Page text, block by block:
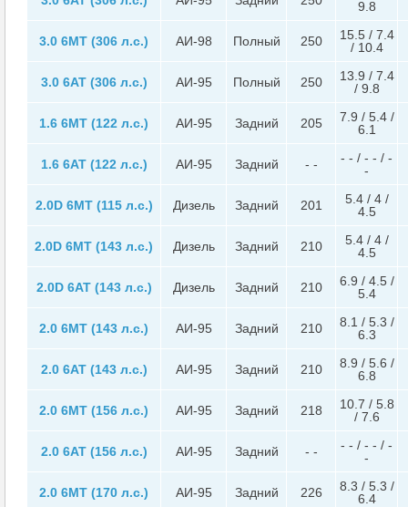
9.8
3.0 6MT (306 л.с.) АИ-98 Полный 250
15.5 / 7.4
/ 10.4
3.0 6AT (306 л.с.) АИ-95 Полный 250
13.9 / 7.4
/ 9.8
1.6 6MT (122 л.с.) АИ-95 Задний 205
7.9 / 5.4 /
6.1
1.6 6AT (122 л.с.) АИ-95 Задний - -
- - / - - / -
-
2.0D 6MT (115 л.с.) Дизель Задний 201
5.4 / 4 /
4.5
2.0D 6MT (143 л.с.) Дизель Задний 210
5.4 / 4 /
4.5
2.0D 6AT (143 л.с.) Дизель Задний 210
6.9 / 4.5 /
5.4
2.0 6MT (143 л.с.) АИ-95 Задний 210
8.1 / 5.3 /
6.3
2.0 6AT (143 л.с.) АИ-95 Задний 210
8.9 / 5.6 /
6.8
2.0 6MT (156 л.с.) АИ-95 Задний 218
10.7 / 5.8
/ 7.6
2.0 6AT (156 л.с.) АИ-95 Задний - -
- - / - - / -
-
2.0 6MT (170 л.с.) АИ-95 Задний 226
8.3 / 5.3 /
6.4